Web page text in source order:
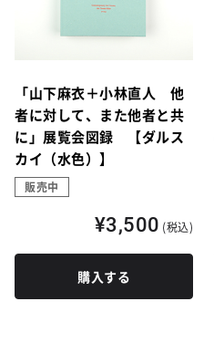
「山下麻衣＋小林直人 他
者に対して、また他者と共
に」展覧会図録 【ダルス
カイ（水色）】
販売中
¥3,500 (税込)
購入する